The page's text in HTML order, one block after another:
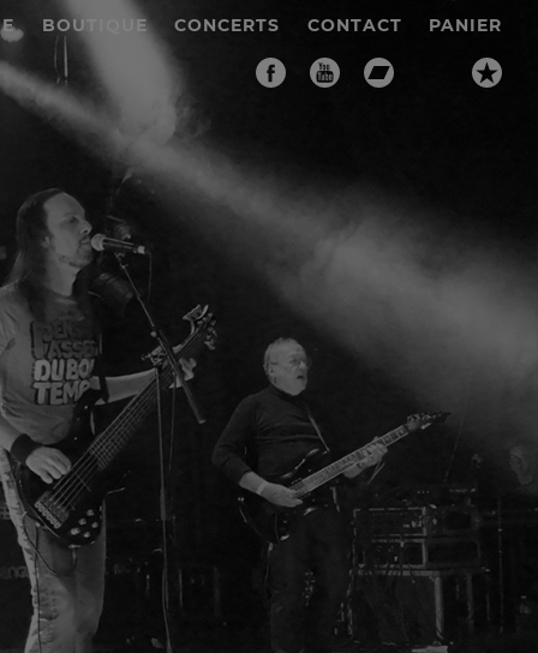
BOUTIQUE CONCERTS CONTACT PANIER